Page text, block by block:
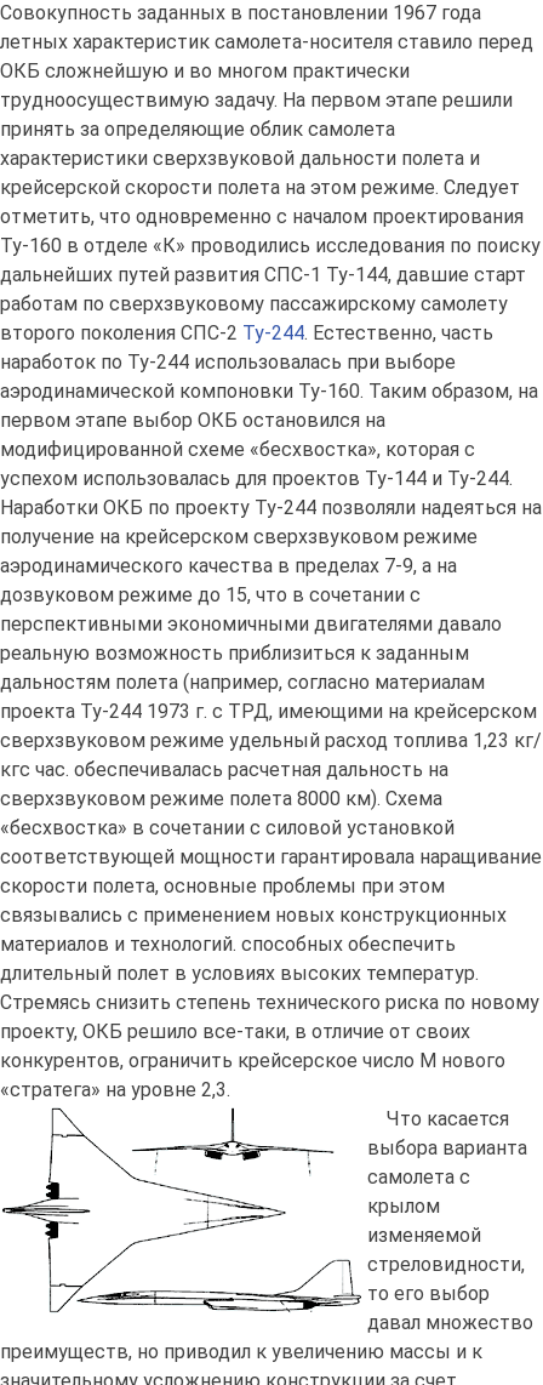
Совокупность заданных в постановлении 1967 года
летных характеристик самолета-носителя ставило перед
ОКБ сложнейшую и во многом практически
трудноосуществимую задачу. На первом этапе решили
принять за определяющие облик самолета
характеристики сверхзвуковой дальности полета и
крейсерской скорости полета на этом режиме. Следует
отметить, что одновременно с началом проектирования
Ту-160 в отделе «К» проводились исследования по поиску
дальнейших путей развития СПС-1 Ту-144, давшие старт
работам по сверхзвуковому пассажирскому самолету
второго поколения СПС-2 Ту-244. Естественно, часть
наработок по Ту-244 использовалась при выборе
аэродинамической компоновки Ту-160. Таким образом, на
первом этапе выбор ОКБ остановился на
модифицированной схеме «бесхвостка», которая с
успехом использовалась для проектов Ту-144 и Ту-244.
Наработки ОКБ по проекту Ту-244 позволяли надеяться на
получение на крейсерском сверхзвуковом режиме
аэродинамического качества в пределах 7-9, а на
дозвуковом режиме до 15, что в сочетании с
перспективными экономичными двигателями давало
реальную возможность приблизиться к заданным
дальностям полета (например, согласно материалам
проекта Ту-244 1973 г. с ТРД, имеющими на крейсерском
сверхзвуковом режиме удельный расход топлива 1,23 кг/
кгс час. обеспечивалась расчетная дальность на
сверхзвуковом режиме полета 8000 км). Схема
«бесхвостка» в сочетании с силовой установкой
соответствующей мощности гарантировала наращивание
скорости полета, основные проблемы при этом
связывались с применением новых конструкционных
материалов и технологий. способных обеспечить
длительный полет в условиях высоких температур.
Стремясь снизить степень технического риска по новому
проекту, ОКБ решило все-таки, в отличие от своих
конкурентов, ограничить крейсерское число М нового
«стратега» на уровне 2,3.
Что касается
выбора варианта
самолета с
крылом
изменяемой
стреловидности,
то его выбор
давал множество
преимуществ, но приводил к увеличению массы и к